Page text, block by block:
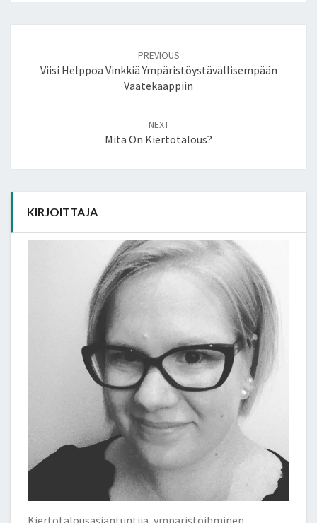
PREVIOUS
Viisi Helppoa Vinkkiä Ympäristöystävällisempään
Vaatekaappiin
NEXT
Mitä On Kiertotalous?
KIRJOITTAJA